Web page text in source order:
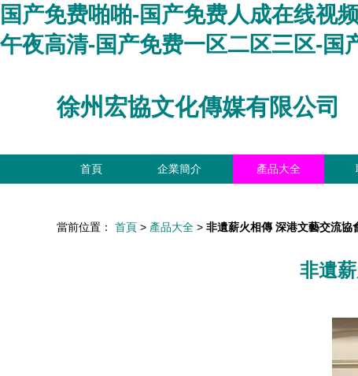
国产免费啪啪-国产免费人成在线视
午夜高清-国产免费一区二区三区-
徐州宏協文化傳媒有限公司
首頁 企業簡介 產品大全
當前位置： 首頁 > 產品大全 > 非遺薪火相傳 深港文藝交流協
非遺